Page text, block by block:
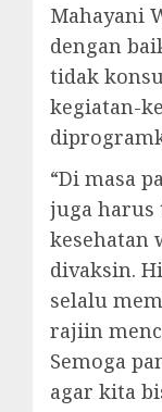
Mahayani
dengan
tidak
kegiatan-
“Di masa
juga
kesehatan
divaksin.
selalu
rajiin
Semoga
agar kita